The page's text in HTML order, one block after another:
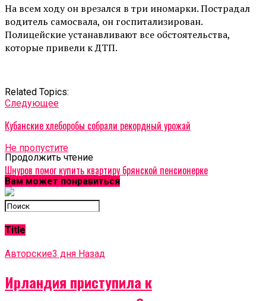
На всем ходу он врезался в три иномарки. Пострадал
водитель самосвала, он госпитализирован.
Полицейские устанавливают все обстоятельства,
которые привели к ДТП.
Related Topics:
Cледующее
Кубанские хлеборобы собрали рекордный урожай
Не пропустите
Шнуров помог купить квартиру брянской пенсионерке
Продолжить чтение
Вам может понравиться
Title
Авторские3 дня Назад
Ирландия приступила к